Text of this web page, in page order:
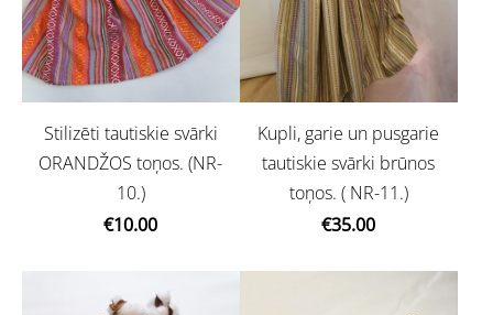
Stilizēti tautiskie svārki
ORANDŽOS toņos. (NR-
10.)
€10.00
Kupli, garie un pusgarie
tautiskie svārki brūnos
toņos. ( NR-11.)
€35.00